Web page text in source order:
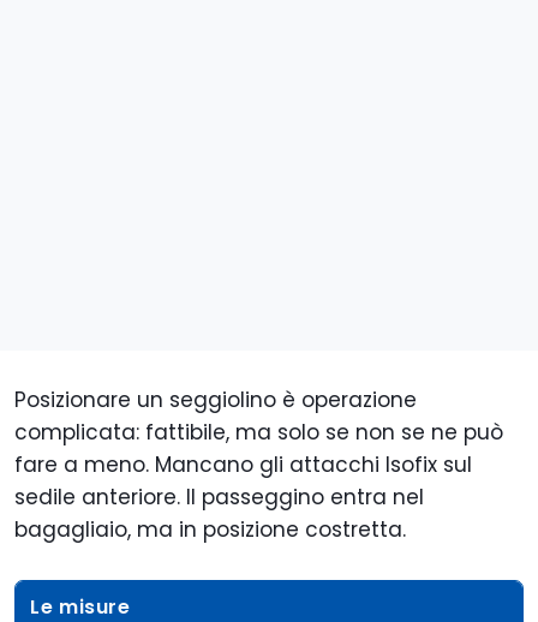
Posizionare un seggiolino è operazione
complicata: fattibile, ma solo se non se ne può
fare a meno. Mancano gli attacchi Isofix sul
sedile anteriore. Il passeggino entra nel
bagagliaio, ma in posizione costretta.
Le misure